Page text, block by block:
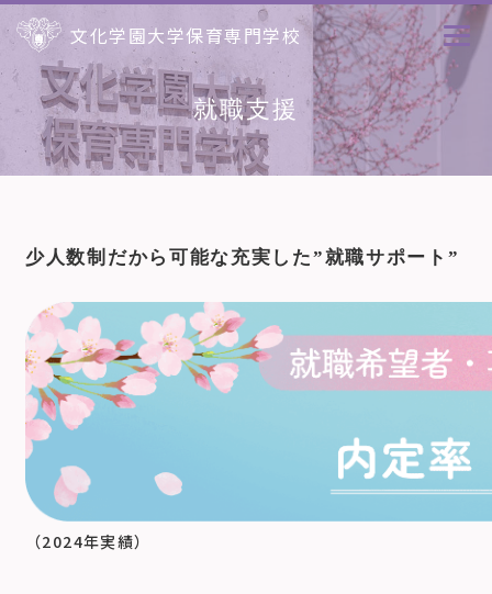
就職支援
文化学園大学保育専門学校
少人数制だから可能な充実した”就職サポート”
（2024年実績）